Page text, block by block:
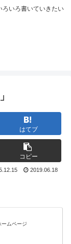
ろいろ書いていきたい
はてブ
コピー
2019.06.18
ムページ